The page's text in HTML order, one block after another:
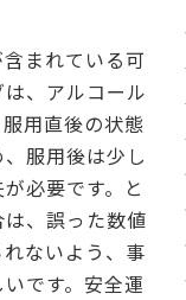
まれている可
、アルコール
用直後の状態
服用後は少し
必要です。と
、誤った数値
ないよう、事
です。安全運